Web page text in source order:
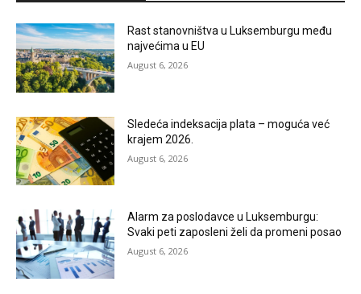
Rast stanovništva u Luksemburgu među
najvećima u EU
August 6, 2026
Sledeća indeksacija plata – moguća već
krajem 2026.
August 6, 2026
Alarm za poslodavce u Luksemburgu:
Svaki peti zaposleni želi da promeni posao
August 6, 2026